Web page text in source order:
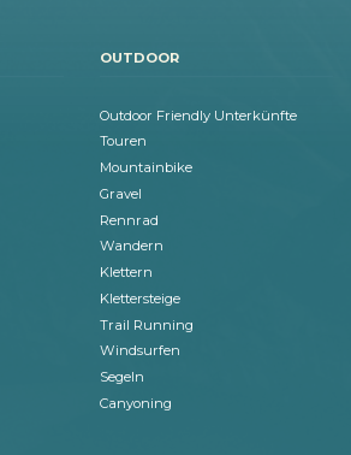
OUTDOOR
Outdoor Friendly Unterkünfte
Touren
Mountainbike
Gravel
Rennrad
Wandern
Klettern
Klettersteige
Trail Running
Windsurfen
Segeln
Canyoning